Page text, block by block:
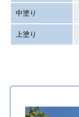
中塗り
上塗り